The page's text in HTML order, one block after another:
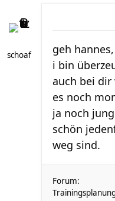
schoaf
geh
i bin
auch bei
es noch
ja noch
schön
weg sind.
Forum: